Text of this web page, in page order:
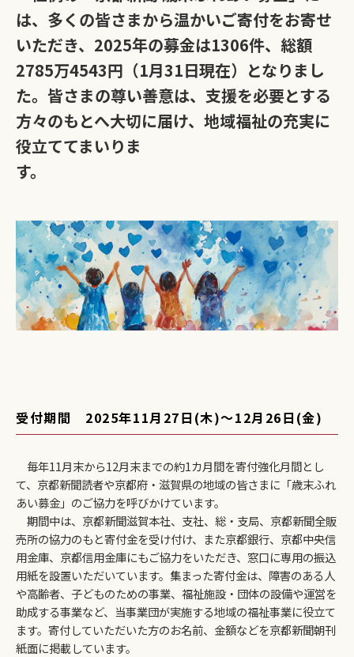
は、多くの皆さまから温かいご寄付をお寄せ
いただき、2025年の募金は1306件、総額
2785万4543円（1月31日現在）となりまし
た。皆さまの尊い善意は、支援を必要とする
方々のもとへ大切に届け、地域福祉の充実に
役立ててまいりま
す。
受付期間 2025年11月27日(木)〜12月26日(金)
毎年11月末から12月末までの約1カ月間を寄付強化月間とし
て、京都新聞読者や京都府・滋賀県の地域の皆さまに「歳末ふれ
あい募金」のご協力を呼びかけています。
期間中は、京都新聞滋賀本社、支社、総・支局、京都新聞全販
売所の協力のもと寄付金を受け付け、また京都銀行、京都中央信
用金庫、京都信用金庫にもご協力をいただき、窓口に専用の振込
用紙を設置いただいています。集まった寄付金は、障害のある人
や高齢者、子どものための事業、福祉施設・団体の設備や運営を
助成する事業など、当事業団が実施する地域の福祉事業に役立て
ます。寄付していただいた方のお名前、金額などを京都新聞朝刊
紙面に掲載しています。